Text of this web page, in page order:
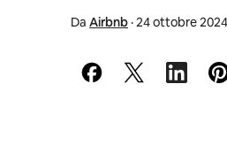
Da Airbnb·24 ottobre 2024